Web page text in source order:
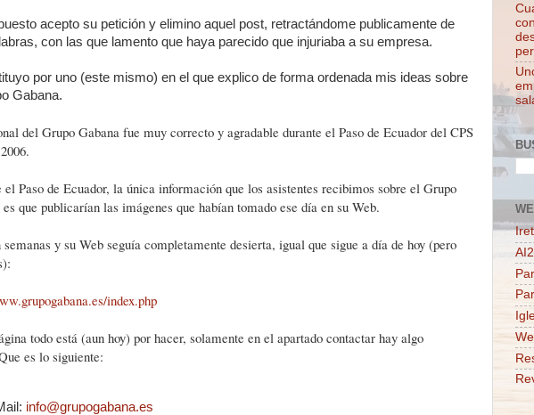
acepto su petición y elimino aquel post, retractándome publicamente de
con las que lamento que haya parecido que injuriaba a su empresa.
por uno (este mismo) en el que explico de forma ordenada mis ideas sobre
Gabana.
del Grupo Gabana fue muy correcto y agradable durante el Paso de Ecuador del CPS
el Paso de Ecuador, la única información que los asistentes recibimos sobre el Grupo
es que publicarían las imágenes que habían tomado ese día en su Web.
semanas y su Web seguía completamente desierta, igual que sigue a día de hoy (pero
index.php
todo está (aun hoy) por hacer, solamente en el apartado contactar hay algo
es lo siguiente:
info@grupogabana.es